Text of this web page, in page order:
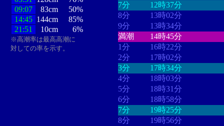
09:07
83cm
50%
14:45 144cm
85%
21:51
10cm 6%
※高潮率は最高高潮に
対しての率を示す。
7分
12時37分
8分
13時02分
9分
13時34分
満潮
14時45分
1分
16時22分
2分
17時02分
3分
17時34分
4分
18時03分
5分
18時31分
6分
18時58分
7分
19時25分
8分
19時56分